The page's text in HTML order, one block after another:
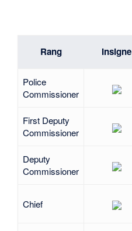
Rang Insigne
Police
Commissioner
First Deputy
Commissioner
Deputy
Commissioner
Chief